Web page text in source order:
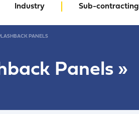
Industry Sub-contracting
PANELS
Panels »